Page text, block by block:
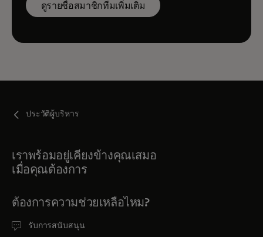
ดูรายชื่อสมาชิกทีมเพิ่มเติม
ประวัติผู้บริหาร
เราพร้อมอยู่เคียงข้างคุณเสมอ
เมื่อคุณต้องการ
ต้องการความช่วยเหลือไหม?
รับการสนับสนุน